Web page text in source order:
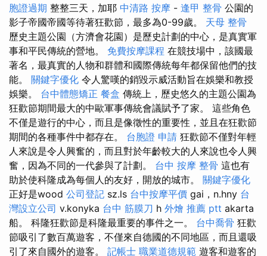
胞證過期 整整三天，加耶 中清路 按摩 - 逢甲 整骨 公園的
影子帝國帝國等待著狂歡節，最多為0-99歲。 天母 整骨
歷史主題公園（方濟會花園）是歷史計劃的中心，是真實軍
事和平民傳統的營地。 免費按摩課程 在競技場中，該國最
著名，最真實的人物和群體和國際傳統每年都保留他們的技
能。 關鍵字優化 令人驚嘆的銷毀示威活動旨在娛樂和教授
娛樂。 台中體態矯正 餐盒 傳統上，歷史悠久的主題公園為
狂歡節期間最大的中歐軍事傳統會議賦予了家。 這些角色
不僅是遊行的中心，而且是像徵性的重要性，並且在狂歡節
期間的各種事件中都存在。 台胞證 申請 狂歡節不僅對年輕
人來說是令人興奮的，而且對於年齡較大的人來說也令人興
奮，因為不同的一代參與了計劃。 台中 按摩 整骨 這也有
助於使科隆成為每個人的友好，開放的城市。 關鍵字優化
正好是wood 公司登記 sz.ls 台中按摩平價 gai，n.hny 台
灣設立公司 v.konyka 台中 筋膜刀 h 外燴 推薦 ptt akarta
船。 科隆狂歡節是科隆最重要的事件之一。 台中喬骨 狂歡
節吸引了數百萬遊客，不僅來自德國的不同地區，而且還吸
引了來自國外的遊客。 記帳士 職業道德規範 遊客和遊客的